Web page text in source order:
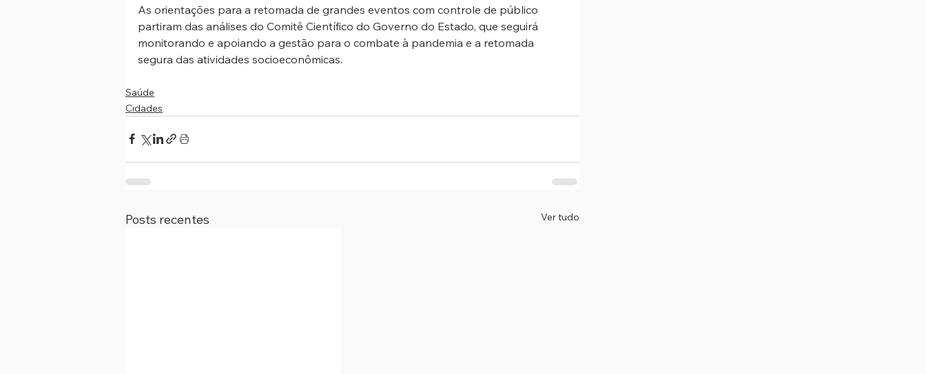
As orientações para a retomada de grandes eventos com controle de público
partiram das análises do Comitê Científico do Governo do Estado, que seguirá
monitorando e apoiando a gestão para o combate à pandemia e a retomada
segura das atividades socioeconômicas.
Saúde
Cidades
Posts recentes Ver tudo